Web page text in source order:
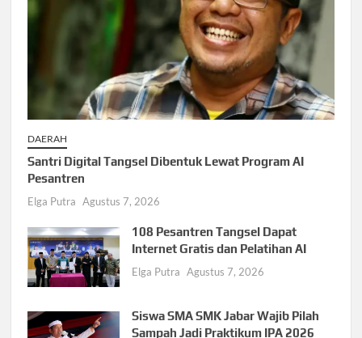
DAERAH
Santri Digital Tangsel Dibentuk Lewat Program AI
Pesantren
Elga Putra Agustus 7, 2026
108 Pesantren Tangsel Dapat
Internet Gratis dan Pelatihan AI
Elga Putra Agustus 7, 2026
Siswa SMA SMK Jabar Wajib Pilah
Sampah Jadi Praktikum IPA 2026